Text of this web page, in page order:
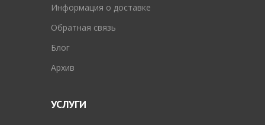
Информация о доставке
Обратная связь
Блог
Архив
УСЛУГИ